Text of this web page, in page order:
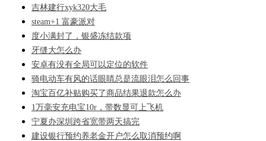
吉林建行xyk320大毛
steam+1 富豪派对
度小满封了，银盛冻结款项
牙缝大怎么办
安卓有没有全局可以定位的软件
骑电动车有风的话眼睛总是流眼泪怎么回事
淘宝百亿补贴购买了商品结果退款怎么办
1万毫安充电宝10r，带数显可上飞机
宁夏办深圳跨省宽带两天搞完
建设银行预约养老金开户怎么取消预约啊